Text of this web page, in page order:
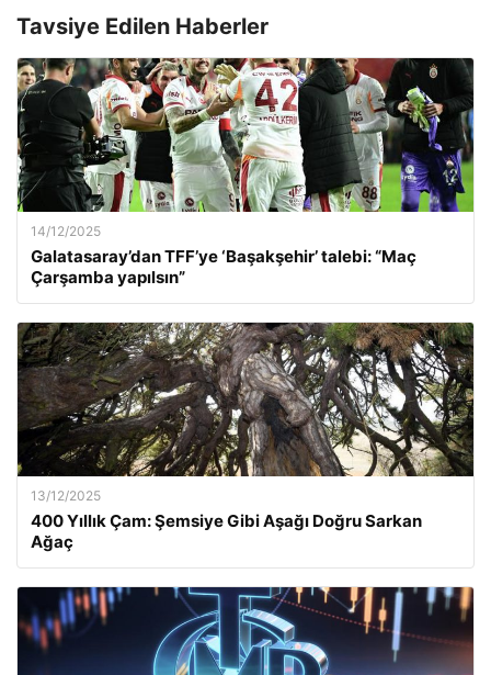
Tavsiye Edilen Haberler
14/12/2025
Galatasaray’dan TFF’ye ‘Başakşehir’ talebi: “Maç
Çarşamba yapılsın”
13/12/2025
400 Yıllık Çam: Şemsiye Gibi Aşağı Doğru Sarkan
Ağaç